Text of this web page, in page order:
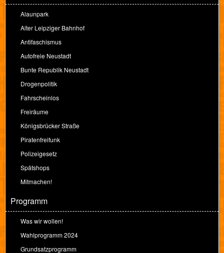
Alaunpark
Alter Leipziger Bahnhof
Antifaschismus
Autofreie Neustadt
Bunte Republik Neustadt
Drogenpolitik
Fahrscheinlos
Freiräume
Königsbrücker Straße
Piratenfreifunk
Polizeigesetz
Spätshops
Mitmachen!
Programm
Was wir wollen!
Wahlprogramm 2024
Grundsatzprogramm